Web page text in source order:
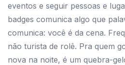
eventos e seguir pessoas e
badges comunica algo que
comunica: você é da cena.
não turista de rolê. Pra quem
nova na noite, é um quebra-